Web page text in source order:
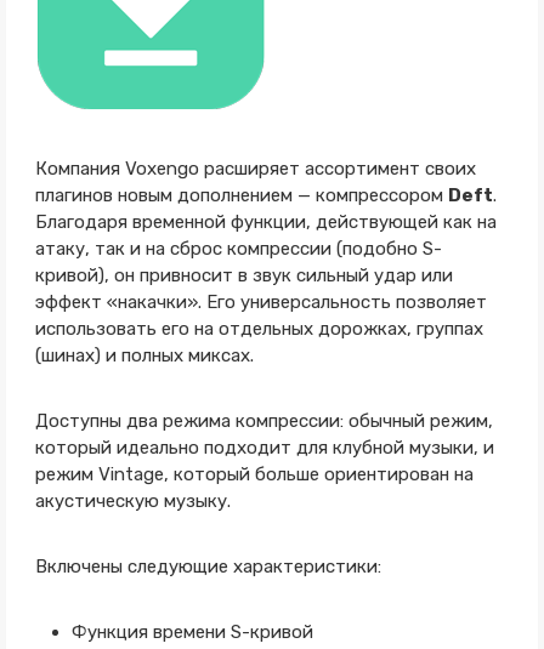
Компания Voxengo расширяет ассортимент своих
плагинов новым дополнением — компрессором Deft.
Благодаря временной функции, действующей как на
атаку, так и на сброс компрессии (подобно S-
кривой), он привносит в звук сильный удар или
эффект «накачки». Его универсальность позволяет
использовать его на отдельных дорожках, группах
(шинах) и полных миксах.
Доступны два режима компрессии: обычный режим,
который идеально подходит для клубной музыки, и
режим Vintage, который больше ориентирован на
акустическую музыку.
Включены следующие характеристики:
Функция времени S-кривой